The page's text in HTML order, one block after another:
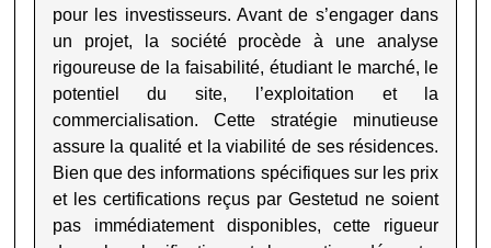
pour les investisseurs. Avant de s’engager dans
un projet, la société procède à une analyse
rigoureuse de la faisabilité, étudiant le marché, le
potentiel du site, l’exploitation et la
commercialisation. Cette stratégie minutieuse
assure la qualité et la viabilité de ses résidences.
Bien que des informations spécifiques sur les prix
et les certifications reçus par Gestetud ne soient
pas immédiatement disponibles, cette rigueur